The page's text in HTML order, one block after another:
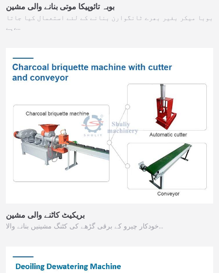
بوبہ تائوپیکا موتی بنانے والی مشین
بوبا میکر بغیر بھرے ٹانگوارن بنانے کے لئے استعمال کیا جاتا
ہے،…
بریکیٹ کاٹنے والی مشین
خودکار چیرو کے برقی گڑھے کی کٹنگ مشینیں بنانے والا...